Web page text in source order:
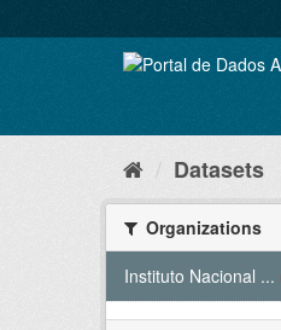
to
Datasets
Organizations
Instituto Nacional ...